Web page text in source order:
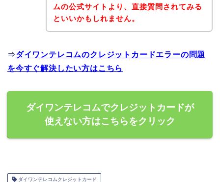
ムの公式サイトより、直接質問されてみる
といいかもしれません。
⇒ダイワンテレコムのクレジットカードエラーの問題
を今すぐ解決したい方はこちら
ダイワンテレコムでクレジットカードが
使えない方はこちらをクリック
ダイワンテレコムクレジットカード